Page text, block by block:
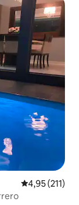
4,95 de uma
4,95 (211)